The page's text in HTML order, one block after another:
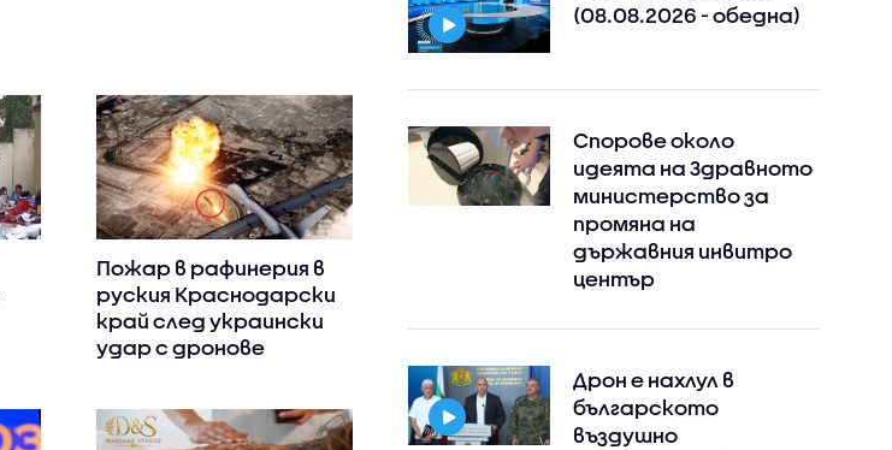
Пожар в рафинерия в
руския Краснодарски
край след украински
удар с дронове
(08.08.2026 - обедна)
Спорове около
идеята на Здравното
министерство за
промяна на
държавния инвитро
център
Дрон е нахлул в
българското
въздушно